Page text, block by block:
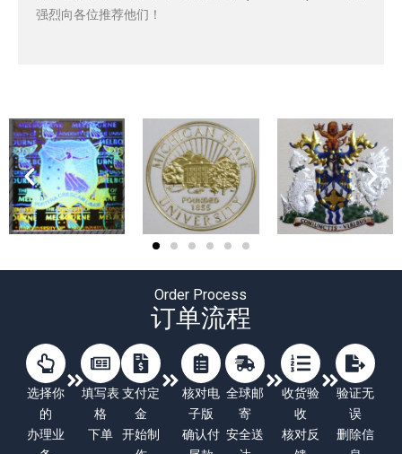
强烈向各位推荐他们！
Order Process
订单流程
选择你
的
办理业
填写表
格
下单
支付定
金
开始制
核对电
子版
确认付
全球邮
寄
安全送
收货验
收
核对反
验证无
误
删除信